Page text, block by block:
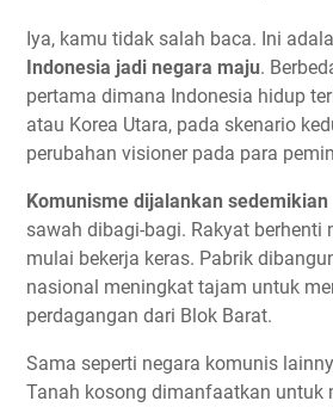
Iya, kamu tidak salah baca. Ini
Indonesia jadi negara maju.
pertama dimana Indonesia hidup
atau Korea Utara, pada skenario
perubahan visioner pada para
Komunisme dijalankan sedemikian
sawah dibagi-bagi. Rakyat berhenti
mulai bekerja keras. Pabrik
nasional meningkat tajam untuk
perdagangan dari Blok Barat.
Sama seperti negara komunis
Tanah kosong dimanfaatkan untuk